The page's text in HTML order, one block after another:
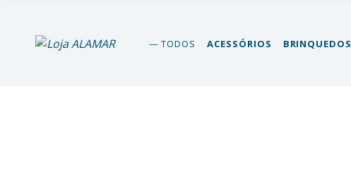
loja alamar
LOJA ONLINE DO MUSEU DA BALEIA – ALAMAR STORE TODOS ACESSÓRIOS BRINQUEDOS